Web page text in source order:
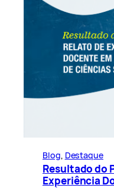
Blog, Destaque
Resultado do
Experiência